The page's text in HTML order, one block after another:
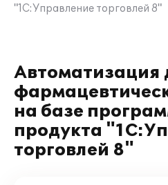
"1С:Управление торговлей 8"
Автоматизация
на базе
продукта
торговлей 8"